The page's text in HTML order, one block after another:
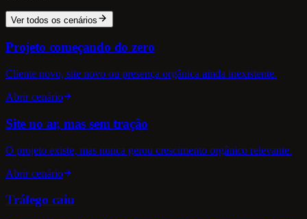
Ver todos os cenários
Projeto começando do zero
Cliente novo, site novo ou presença orgânica ainda inexistente.
Abrir cenário
Site no ar, mas sem tração
O projeto existe, mas nunca gerou crescimento orgânico relevante.
Abrir cenário
Tráfego caiu